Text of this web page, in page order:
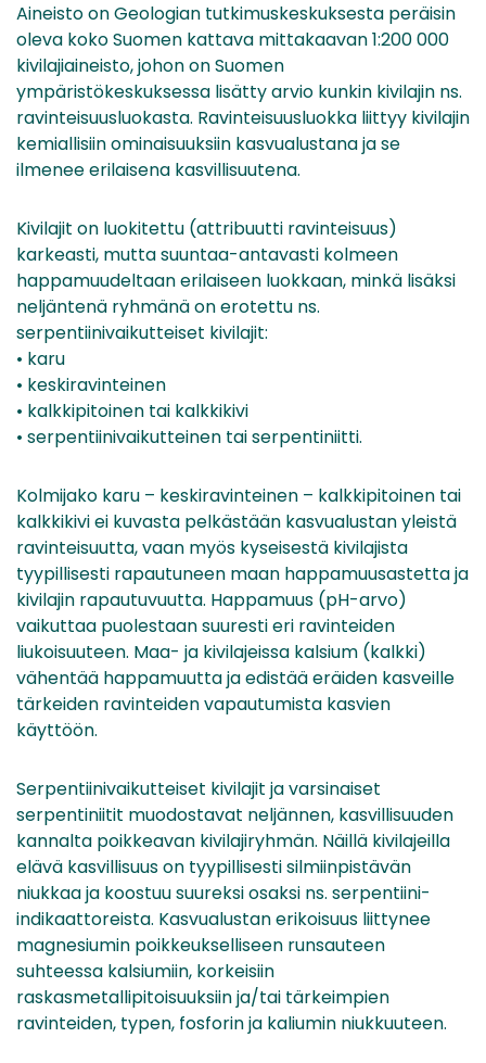
Aineisto on Geologian tutkimuskeskuksesta peräisin
oleva koko Suomen kattava mittakaavan 1:200 000
kivilajiaineisto, johon on Suomen
ympäristökeskuksessa lisätty arvio kunkin kivilajin ns.
ravinteisuusluokasta. Ravinteisuusluokka liittyy kivilajin
kemiallisiin ominaisuuksiin kasvualustana ja se
ilmenee erilaisena kasvillisuutena.
Kivilajit on luokitettu (attribuutti ravinteisuus)
karkeasti, mutta suuntaa-antavasti kolmeen
happamuudeltaan erilaiseen luokkaan, minkä lisäksi
neljäntenä ryhmänä on erotettu ns.
serpentiinivaikutteiset kivilajit:
• karu
• keskiravinteinen
• kalkkipitoinen tai kalkkikivi
• serpentiinivaikutteinen tai serpentiniitti.
Kolmijako karu – keskiravinteinen – kalkkipitoinen tai
kalkkikivi ei kuvasta pelkästään kasvualustan yleistä
ravinteisuutta, vaan myös kyseisestä kivilajista
tyypillisesti rapautuneen maan happamuusastetta ja
kivilajin rapautuvuutta. Happamuus (pH-arvo)
vaikuttaa puolestaan suuresti eri ravinteiden
liukoisuuteen. Maa- ja kivilajeissa kalsium (kalkki)
vähentää happamuutta ja edistää eräiden kasveille
tärkeiden ravinteiden vapautumista kasvien
käyttöön.
Serpentiinivaikutteiset kivilajit ja varsinaiset
serpentiniitit muodostavat neljännen, kasvillisuuden
kannalta poikkeavan kivilajiryhmän. Näillä kivilajeilla
elävä kasvillisuus on tyypillisesti silmiinpistävän
niukkaa ja koostuu suureksi osaksi ns. serpentiini-
indikaattoreista. Kasvualustan erikoisuus liittynee
magnesiumin poikkeukselliseen runsauteen
suhteessa kalsiumiin, korkeisiin
raskasmetallipitoisuuksiin ja/tai tärkeimpien
ravinteiden, typen, fosforin ja kaliumin niukkuuteen.